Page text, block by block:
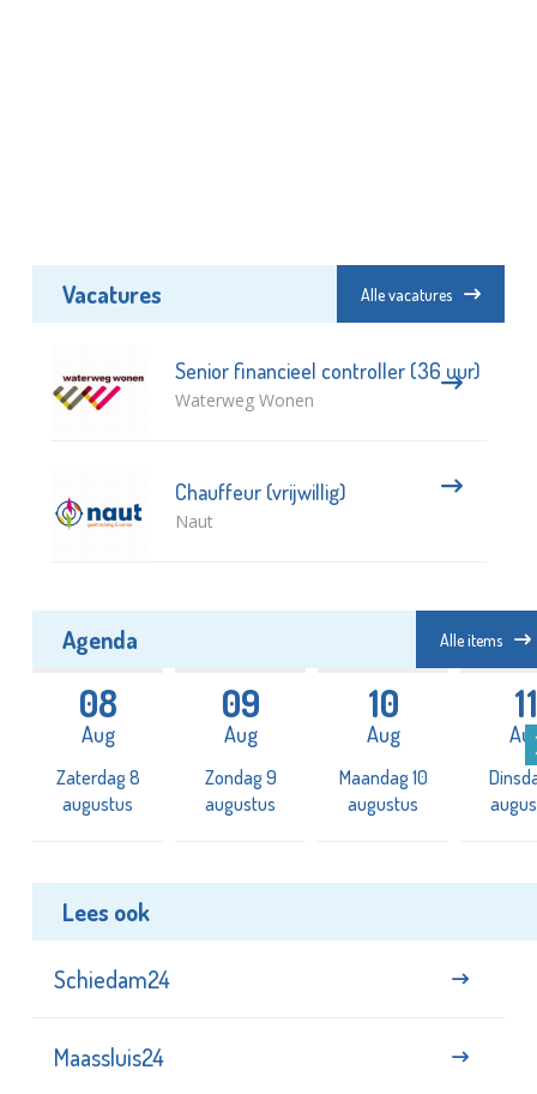
Vacatures Alle vacatures
Senior financieel controller (36 uur)
Waterweg Wonen
Chauffeur (vrijwillig)
Naut
Agenda Alle items
08
Aug
Zaterdag 8
augustus
09
Aug
Zondag 9
augustus
10
Aug
Maandag 10
augustus
11
Lees ook
Schiedam24
Maassluis24